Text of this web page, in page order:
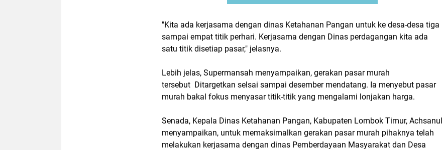
"Kita ada kerjasama dengan dinas Ketahanan Pangan untuk ke desa-desa tiga
sampai empat titik perhari. Kerjasama dengan Dinas perdagangan kita ada
satu titik disetiap pasar," jelasnya.
Lebih jelas, Supermansah menyampaikan, gerakan pasar murah
tersebut Ditargetkan selsai sampai desember mendatang. Ia menyebut pasar
murah bakal fokus menyasar titik-titik yang mengalami lonjakan harga.
Senada, Kepala Dinas Ketahanan Pangan, Kabupaten Lombok Timur, Achsanul
menyampaikan, untuk memaksimalkan gerakan pasar murah pihaknya telah
melakukan kerjasama dengan dinas Pemberdayaan Masyarakat dan Desa